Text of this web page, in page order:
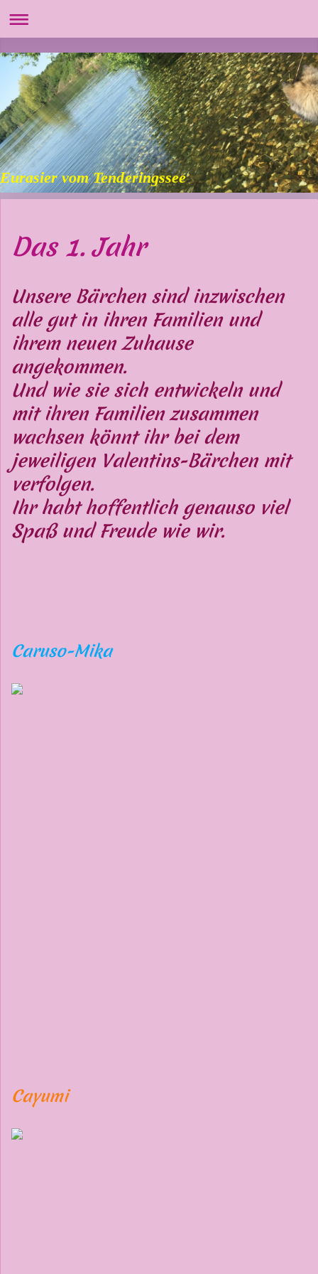
Eurasier vom Tenderingssee
Das 1. Jahr
Unsere Bärchen sind inzwischen
alle gut in ihren Familien und
ihrem neuen Zuhause
angekommen.
Und wie sie sich entwickeln und
mit ihren Familien zusammen
wachsen könnt ihr bei dem
jeweiligen Valentins-Bärchen mit
verfolgen.
Ihr habt hoffentlich genauso viel
Spaß und Freude wie wir.
Caruso-Mika
Cayumi